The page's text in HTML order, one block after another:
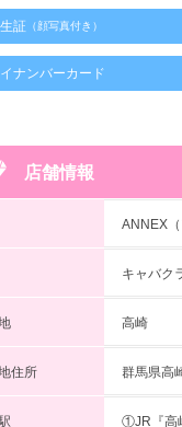
証 （顔写真付き）
ナンバーカード
店舗情報
ANNEX（
キャバク
高崎
住所 群馬県高
①JR『高